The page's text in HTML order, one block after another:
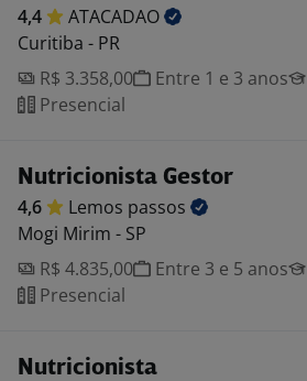
4,4
ATACADAO
Curitiba - PR
R$ 3.358,00
Entre 1 e 3 anos
Presencial
Nutricionista Gestor
4,6 Lemos passos
Mogi Mirim - SP
R$ 4.835,00
Entre 3 e 5 anos
Presencial
Nutricionista